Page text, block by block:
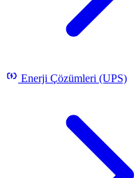
Enerji Çözümleri (UPS)